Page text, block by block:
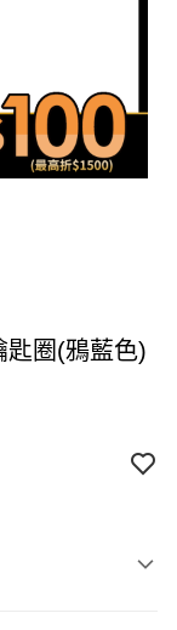
匙圈(鴉藍色)